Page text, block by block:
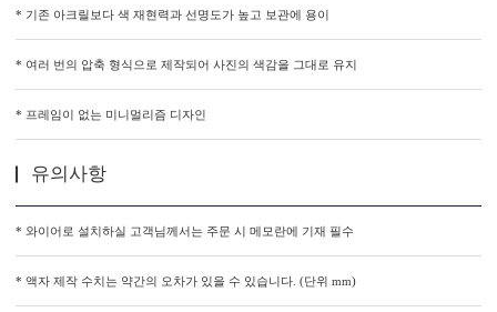
* 기존 아크릴보다 색 재현력과 선명도가 높고 보관에 용이
* 여러 번의 압축 형식으로 제작되어 사진의 색감을 그대로 유지
* 프레임이 없는 미니멀리즘 디자인
유의사항
* 와이어로 설치하실 고객님께서는 주문 시 메모란에 기재 필수
* 액자 제작 수치는 약간의 오차가 있을 수 있습니다. (단위 mm)